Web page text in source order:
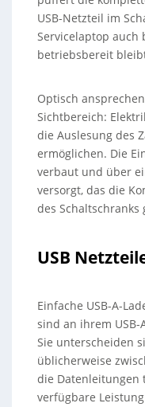
USB-Netzteil im
Servicelaptop auch
betriebsbereit
Optisch
Sichtbereich:
die Auslesung des
ermöglichen. Die
verbaut und über
versorgt, das die
des Schaltschranks
USB
Einfache USB-A-
sind an ihrem
Sie unterscheiden
üblicherweise
die Datenleitungen
verfügbare